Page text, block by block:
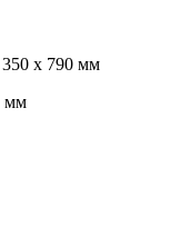
х 790 мм
мм